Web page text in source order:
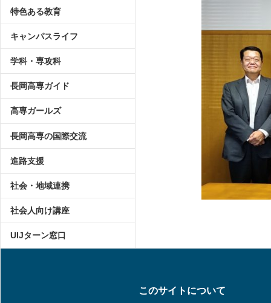
特色ある教育
キャンパスライフ
学科・専攻科
長岡高専ガイド
高専ガールズ
長岡高専の国際交流
進路支援
社会・地域連携
社会人向け講座
UIJターン窓口
このサイトについて